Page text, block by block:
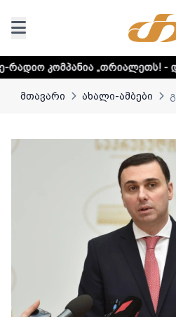
„თრიალეთს! - დეტალური
მთავარი ახალი-ამბები